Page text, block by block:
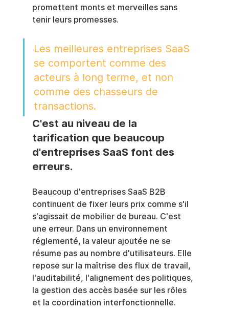
promettent monts et merveilles sans
tenir leurs promesses.
Les meilleures entreprises SaaS
se comportent comme des
acteurs à long terme, et non
comme des chasseurs de
transactions.
C'est au niveau de la
tarification que beaucoup
d'entreprises SaaS font des
erreurs.
Beaucoup d'entreprises SaaS B2B
continuent de fixer leurs prix comme s'il
s'agissait de mobilier de bureau. C'est
une erreur. Dans un environnement
réglementé, la valeur ajoutée ne se
résume pas au nombre d'utilisateurs. Elle
repose sur la maîtrise des flux de travail,
l'auditabilité, l'alignement des politiques,
la gestion des accès basée sur les rôles
et la coordination interfonctionnelle.